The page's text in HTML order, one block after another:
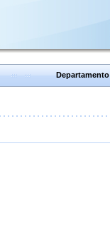
Departamento